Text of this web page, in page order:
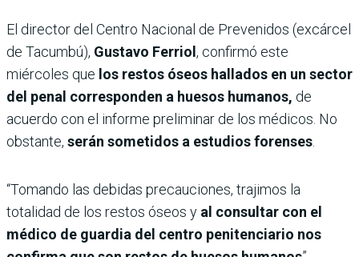
El director del Centro Nacional de Prevenidos (excárcel
de Tacumbú), Gustavo Ferriol , confirmó este
miércoles que los restos óseos hallados en un sector
del penal corresponden a huesos humanos, de
acuerdo con el informe preliminar de los médicos. No
obstante, serán sometidos a estudios forenses
“Tomando las debidas precauciones, trajimos la
totalidad de los restos óseos y al consultar con el
médico de guardia del centro penitenciario nos